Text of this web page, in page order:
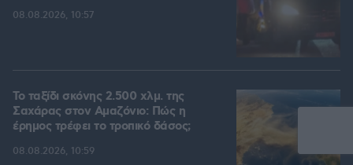
08.08.2026, 10:57
Το ταξίδι σκόνης 2.500 χλμ. της
Σαχάρας στον Αμαζόνιο: Πώς η
έρημος τρέφει το τροπικό δάσος;
08.08.2026, 10:59